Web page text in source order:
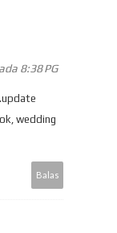
8:38 PG
wedding
Balas